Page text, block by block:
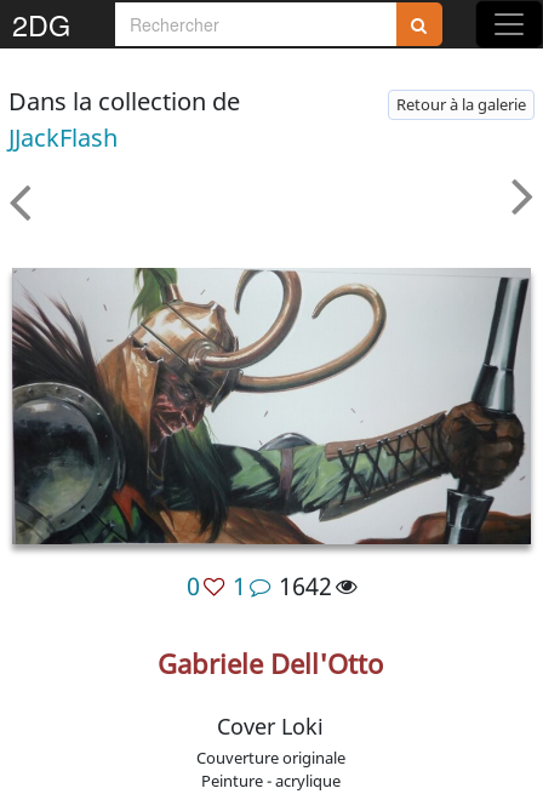
2DG
Dans la collection de
JJackFlash
Retour à la galerie
0 1 1642
Gabriele Dell'Otto
Cover Loki
Couverture originale
Peinture - acrylique